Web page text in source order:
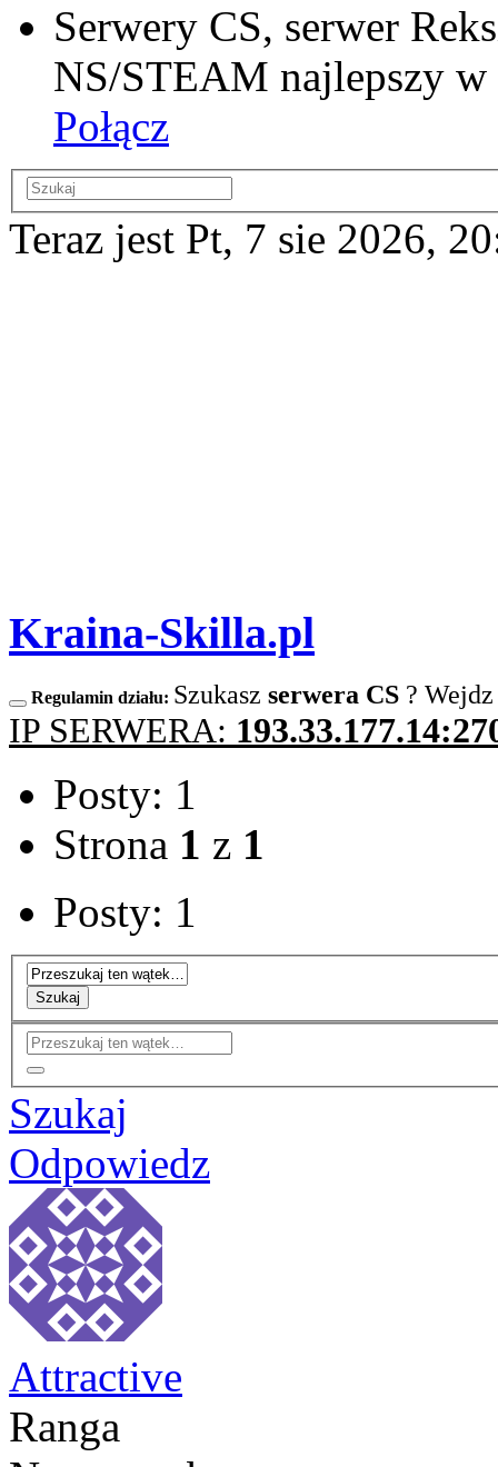
Serwery CS, serwer
NS/STEAM najlepszy
Połącz
Teraz jest Pt, 7 sie 2026,
Kraina-Skilla.pl
Regulamin działu: Szukasz serwera CS ?
IP SERWERA:
Posty: 1
Strona 1 z 1
Posty: 1
Szukaj
Szukaj
Odpowiedz
Attractive
Ranga